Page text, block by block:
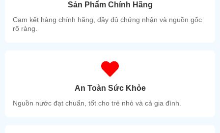
Sản Phẩm Chính Hãng
Cam kết hàng chính hãng, đầy đủ chứng nhận và nguồn gốc
rõ ràng.
An Toàn Sức Khỏe
Nguồn nước đạt chuẩn, tốt cho trẻ nhỏ và cả gia đình.